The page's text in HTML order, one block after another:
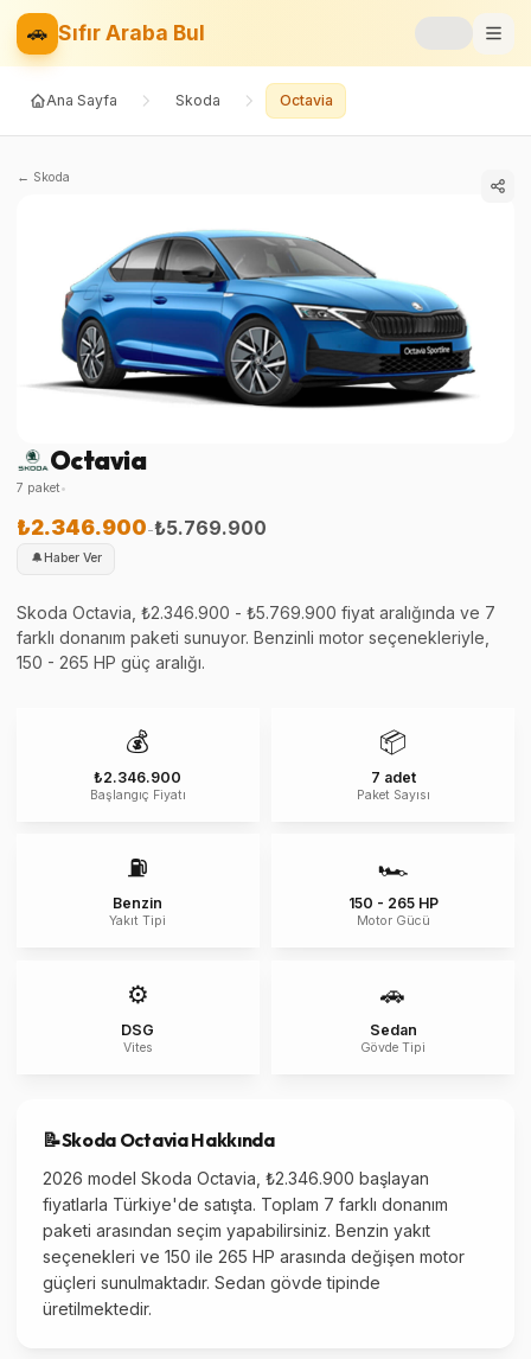
🚗 Sıfır Araba Bul
Markalar
Elektrikli
🚙 SUV
Karşılaştır
❤️Favoriler
Ana Sayfa Skoda Octavia
← Skoda
Octavia
7 paket•
₺2.346.900-₺5.769.900
🔔 Haber Ver
Skoda Octavia, ₺2.346.900 - ₺5.769.900 fiyat aralığında ve 7
farklı donanım paketi sunuyor. Benzinli motor seçenekleriyle,
150 - 265 HP güç aralığı.
💰
₺2.346.900
Başlangıç Fiyatı
📦
7 adet
Paket Sayısı
⛽
Benzin
Yakıt Tipi
🏎️
150 - 265 HP
Motor Gücü
⚙️
DSG
Vites
🚗
Sedan
Gövde Tipi
📝Skoda OctaviaHakkında
2026 model Skoda Octavia, ₺2.346.900 başlayan
fiyatlarla Türkiye'de satışta. Toplam 7 farklı donanım
paketi arasından seçim yapabilirsiniz. Benzin yakıt
seçenekleri ve 150 ile 265 HP arasında değişen motor
güçleri sunulmaktadır. Sedan gövde tipinde
üretilmektedir.